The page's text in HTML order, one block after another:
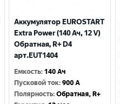
Аккумулятор EUROSTART
Extra Power (140 Ач, 12 V)
Обратная, R+ D4
арт.EUT1404
Емкость: 140 Ач
Пусковой ток:900 A
Полярность:Обратная, R+